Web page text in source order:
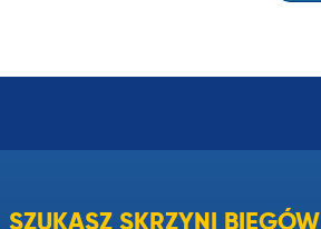
SZUKASZ SKRZYNI